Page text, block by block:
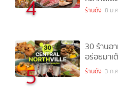
4 ร้านดัง 8 ม.
5
30 ร้านอ
อร่อยมาเ
ร้านดัง 3 ก.